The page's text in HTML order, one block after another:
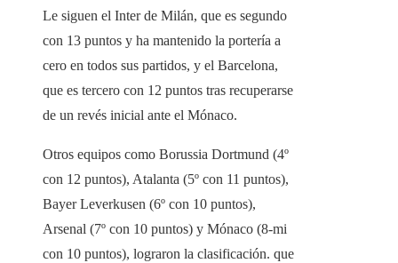
Le siguen el Inter de Milán, que es segundo
con 13 puntos y ha mantenido la portería a
cero en todos sus partidos, y el Barcelona, ​​
que es tercero con 12 puntos tras recuperarse
de un revés inicial ante el Mónaco.
Otros equipos como Borussia Dortmund (4º
con 12 puntos), Atalanta (5º con 11 puntos),
Bayer Leverkusen (6º con 10 puntos),
Arsenal (7º con 10 puntos) y Mónaco (8-mi
con 10 puntos), lograron la clasificación. que